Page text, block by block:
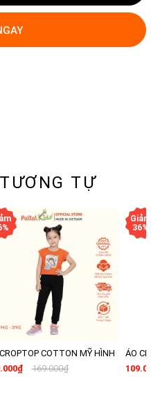
TỰ
COTTON MỸ HÌNH
GÁI PHI HÀNH GIA BÉ GÁI
169.000₫
ÁO
IN